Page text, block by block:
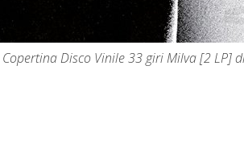
Copertina Disco Vinile 33 giri Milva [2 LP]